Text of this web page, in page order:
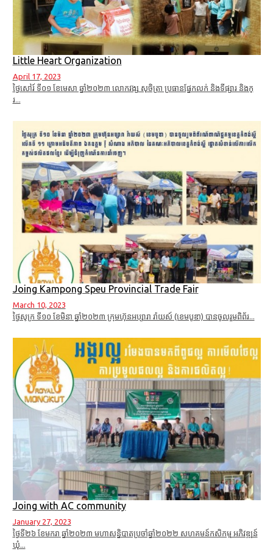
Little Heart Organization
April 17, 2023
ថ្ងៃសៅរ៍ ទី០១ ខែមេសា ឆ្នាំ២០២៣ លោកវង្ស សុចិត្រា ប្រធានផ្នែកលក់ និងទីផ្សារ និងក្
រ...
Joing Kampong Speu Provincial Trade Fair
March 10, 2023
ថ្ងៃសុក្រ ទី១០ ខែមិនា ឆ្នាំ២០២៣ ក្រុមហ៊ុនអប្សារា រ៉ាយស៍ (ខេមបូឌា) បានចូលរួមពិព័រ...
Joing with AC community
January 27, 2023
ថ្ងៃទី២៦ ខែមករា ឆ្នាំ២០២៣ មហាសន្និបាតប្រចាំឆ្នាំ២០២២ សហគមន៍កសិកម្ម អភិវឌ្ឍន៍
ឃុំ...